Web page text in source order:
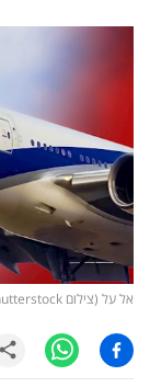
מדדים
רכילות
עסקית
קריפטו
ויראלי
טלוויזיה
אל על (צילום shutterstock)